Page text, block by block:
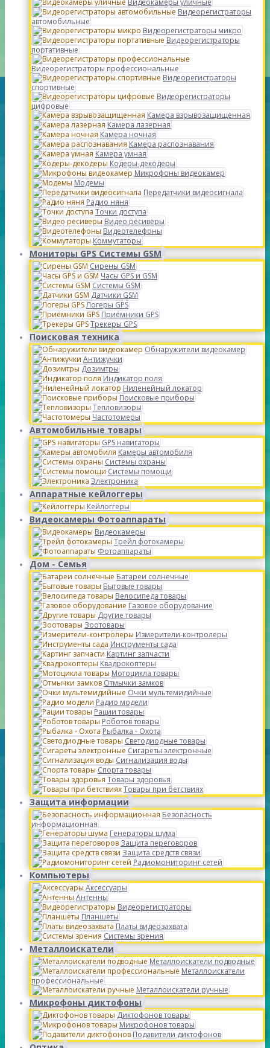
Видеокамеры уличные
Видеорегистраторы
автомобильные
Видеорегистраторы микро
Видеорегистраторы
портативные
Видеорегистраторы профессиональные
Видеорегистраторы
спортивные
Видеорегистраторы
цифровые
Камера взрывозащищенная
Камера лазерная
Камера ночная
Камера распознавания
Камера умная
Кодеры-декодеры
Микрофоны видеокамер
Модемы
Передатчики видеосигнала
Радио няня
Точки доступа
Видео ресиверы
Видеотелефоны
Коммутаторы
Мониторы GPS Системы GSM
Сирены GSM
Часы GPS и GSM
Системы GSM
Датчики GSM
Логеры GPS
Приёмники GPS
Трекеры GPS
Поисковая техника
Обнаружители видеокамер
Антижучки
Дозимтры
Индикатор поля
Ниленейный локатор
Поисковые приборы
Тепловизоры
Частотомеры
Автомобильные товары
GPS навигаторы
Камеры автомобиля
Системы охраны
Системы помощи
Электроника
Аппаратные кейлоггеры
Кейлоггеры
Видеокамеры Фотоаппараты
Видеокамеры
Трейл фотокамеры
Фотоаппараты
Дом - Семья
Батареи солнечные
Бытовые товары
Велосипеда товары
Газовое оборудование
Другие товары
Зоотовары
Измерители-контролеры
Инструменты сада
Картинг запчасти
Квадрокоптеры
Мотоцикла товары
Отмычки замков
Очки мультемидийные
Радио модели
Рации товары
Роботов товары
Рыбалка - Охота
Светодиодные товары
Сигареты электронные
Сигнализация воды
Спорта товары
Товары здоровья
Товары при бетствиях
Защита информации
Безопасность
информационная
Генераторы шума
Защита переговоров
Защита средств связи
Радиомониторинг сетей
Компьютеры
Аксессуары
Антенны
Видеорегистраторы
Планшеты
Платы видеозахвата
Системы зрения
Металлоискатели
Металлоискатели подводные
Металлоискатели
профессиональные
Металлоискатели ручные
Микрофоны диктофоны
Диктофонов товары
Микрофонов товары
Подавители диктофонов